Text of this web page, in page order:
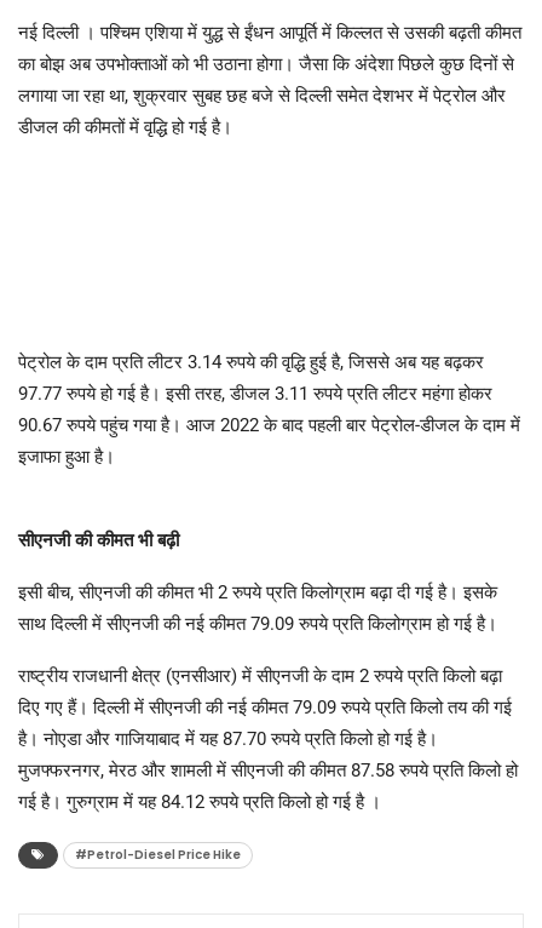
नई दिल्ली । पश्चिम एशिया में युद्ध से ईंधन आपूर्ति में किल्लत से उसकी बढ़ती कीमत
का बोझ अब उपभोक्ताओं को भी उठाना होगा। जैसा कि अंदेशा पिछले कुछ दिनों से
लगाया जा रहा था, शुक्रवार सुबह छह बजे से दिल्ली समेत देशभर में पेट्रोल और
डीजल की कीमतों में वृद्धि हो गई है।
पेट्रोल के दाम प्रति लीटर 3.14 रुपये की वृद्धि हुई है, जिससे अब यह बढ़कर
97.77 रुपये हो गई है। इसी तरह, डीजल 3.11 रुपये प्रति लीटर महंगा होकर
90.67 रुपये पहुंच गया है। आज 2022 के बाद पहली बार पेट्रोल-डीजल के दाम में
इजाफा हुआ है।
सीएनजी की कीमत भी बढ़ी
इसी बीच, सीएनजी की कीमत भी 2 रुपये प्रति किलोग्राम बढ़ा दी गई है। इसके
साथ दिल्ली में सीएनजी की नई कीमत 79.09 रुपये प्रति किलोग्राम हो गई है।
राष्ट्रीय राजधानी क्षेत्र (एनसीआर) में सीएनजी के दाम 2 रुपये प्रति किलो बढ़ा
दिए गए हैं। दिल्ली में सीएनजी की नई कीमत 79.09 रुपये प्रति किलो तय की गई
है। नोएडा और गाजियाबाद में यह 87.70 रुपये प्रति किलो हो गई है।
मुजफ्फरनगर, मेरठ और शामली में सीएनजी की कीमत 87.58 रुपये प्रति किलो हो
गई है। गुरुग्राम में यह 84.12 रुपये प्रति किलो हो गई है ।
#Petrol-Diesel Price Hike